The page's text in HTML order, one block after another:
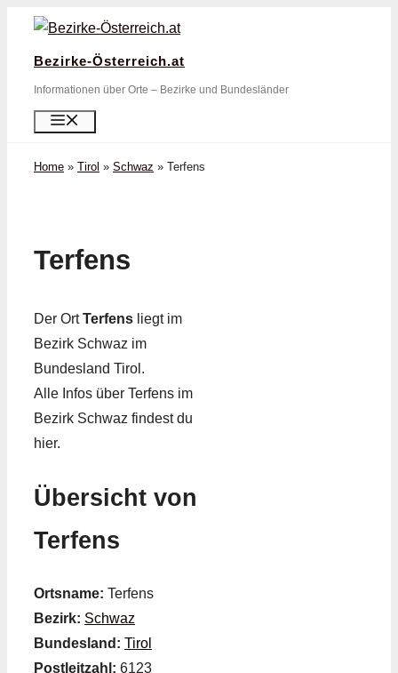
Zum
springen
Bezirke-Österreich.at
Informationen über Orte – Bezirke und Bundesländer
Home » Tirol » Schwaz » Terfens
Terfens
Der OrtTerfens liegt im
Bezirk Schwaz im
Bundesland Tirol.
Alle Infos über Terfens im
Bezirk Schwaz findest du
hier.
Übersicht von
Terfens
Ortsname: Terfens
Bezirk: Schwaz
Bundesland: Tirol
Postleitzahl: 6123